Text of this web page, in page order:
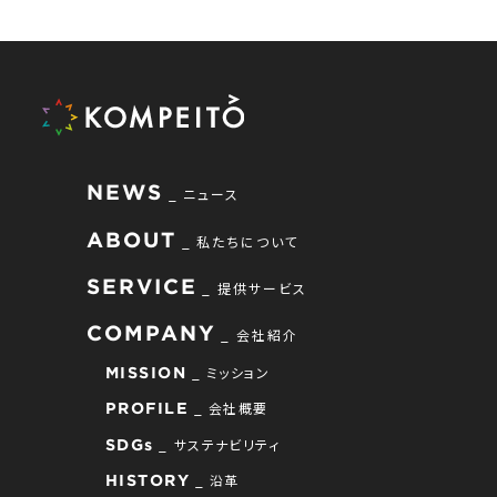
NEWS ニュース
ABOUT 私たちについて
SERVICE 提供サービス
COMPANY 会社紹介
MISSION ミッション
PROFILE 会社概要
SDGs サステナビリティ
HISTORY 沿革